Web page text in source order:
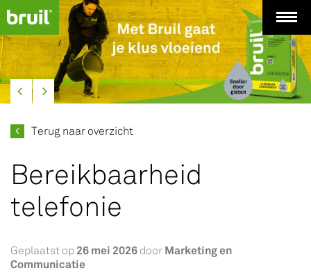
Terug naar overzicht
Bereikbaarheid
telefonie
Geplaatst op 26 mei 2026 door Marketing en
Communicatie